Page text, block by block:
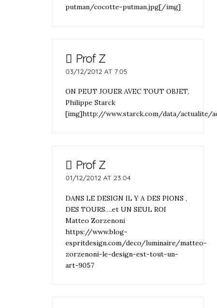
putman/cocotte-putman.jpg[/img]
Prof Z
03/12/2012 AT 7:05
ON PEUT JOUER AVEC TOUT OBJET,
Philippe Starck
[img]http://www.starck.com/data/actualite/
Prof Z
01/12/2012 AT 23:04
DANS LE DESIGN IL Y A DES PIONS ,
DES TOURS….et UN SEUL ROI
Matteo Zorzenoni
https://www.blog-
espritdesign.com/deco/luminaire/matteo-
zorzenoni-le-design-est-tout-un-
art-9057